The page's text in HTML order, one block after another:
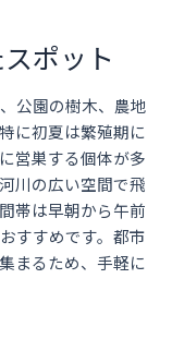
ポット
公園の樹木、農地
に初夏は繁殖期に
営巣する個体が多
川の広い空間で飛
帯は早朝から午前
すすめです。都市
まるため、手軽に